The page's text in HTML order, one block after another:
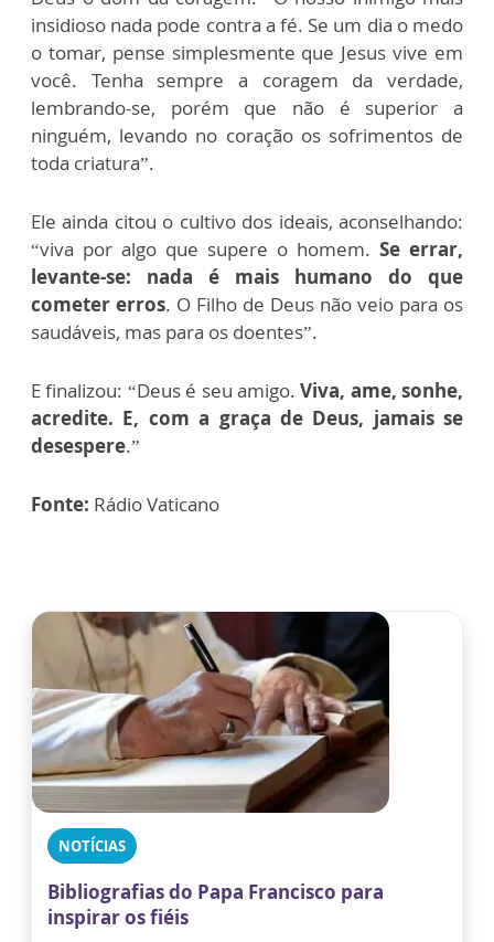
insidioso nada pode contra a fé. Se um dia o medo
o tomar, pense simplesmente que Jesus vive em
você. Tenha sempre a coragem da verdade,
lembrando-se, porém que não é superior a
ninguém, levando no coração os sofrimentos de
toda criatura”.
Ele ainda citou o cultivo dos ideais, aconselhando:
“viva por algo que supere o homem. Se errar,
levante-se: nada é mais humano do que
cometer erros. O Filho de Deus não veio para os
saudáveis, mas para os doentes”.
E finalizou: “Deus é seu amigo.Viva, ame, sonhe,
acredite. E, com a graça de Deus, jamais se
desespere.”
Fonte: Rádio Vaticano
NOTÍCIAS
Bibliografias do Papa Francisco para
inspirar os fiéis